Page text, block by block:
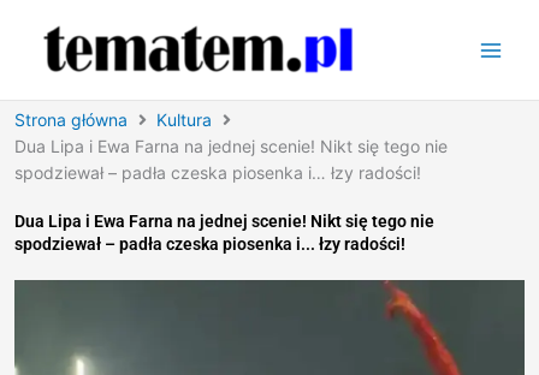
Strona główna
Kultura
Dua Lipa i Ewa Farna na jednej scenie! Nikt się tego nie
spodziewał – padła czeska piosenka i… łzy radości!
Dua Lipa i Ewa Farna na jednej scenie! Nikt się tego nie
spodziewał – padła czeska piosenka i... łzy radości!